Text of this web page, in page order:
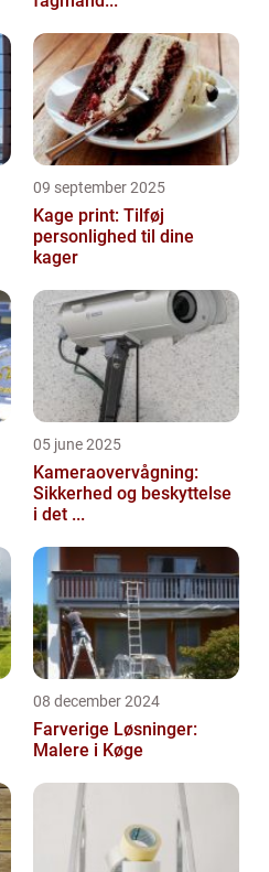
09 september 2025
Kage print: Tilføj
personlighed til dine
kager
05 june 2025
Kameraovervågning:
Sikkerhed og beskyttelse
i det ...
08 december 2024
Farverige Løsninger:
Malere i Køge